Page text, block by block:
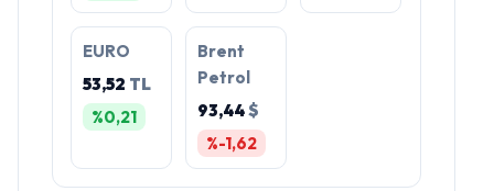
EURO
53,52 TL
%0,21
Brent
Petrol
93,44$
%-1,62